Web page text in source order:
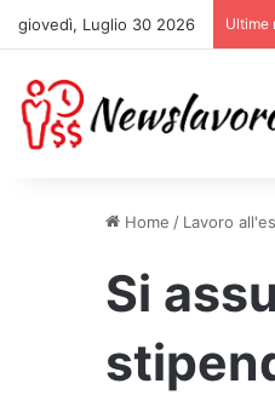
giovedì, Luglio 30 2026 Ultime
Home / Lavoro
Si